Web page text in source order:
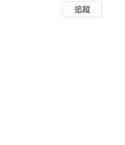
追蹤